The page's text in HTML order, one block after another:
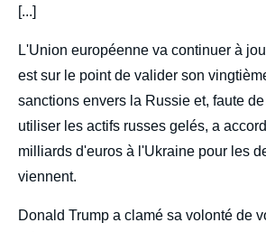
[...]
L'Union européenne va continuer à
est sur le point de valider son
sanctions envers la Russie et, faute
utiliser les actifs russes gelés, a
milliards d'euros à l'Ukraine pour les
viennent.
Donald Trump a clamé sa volonté de